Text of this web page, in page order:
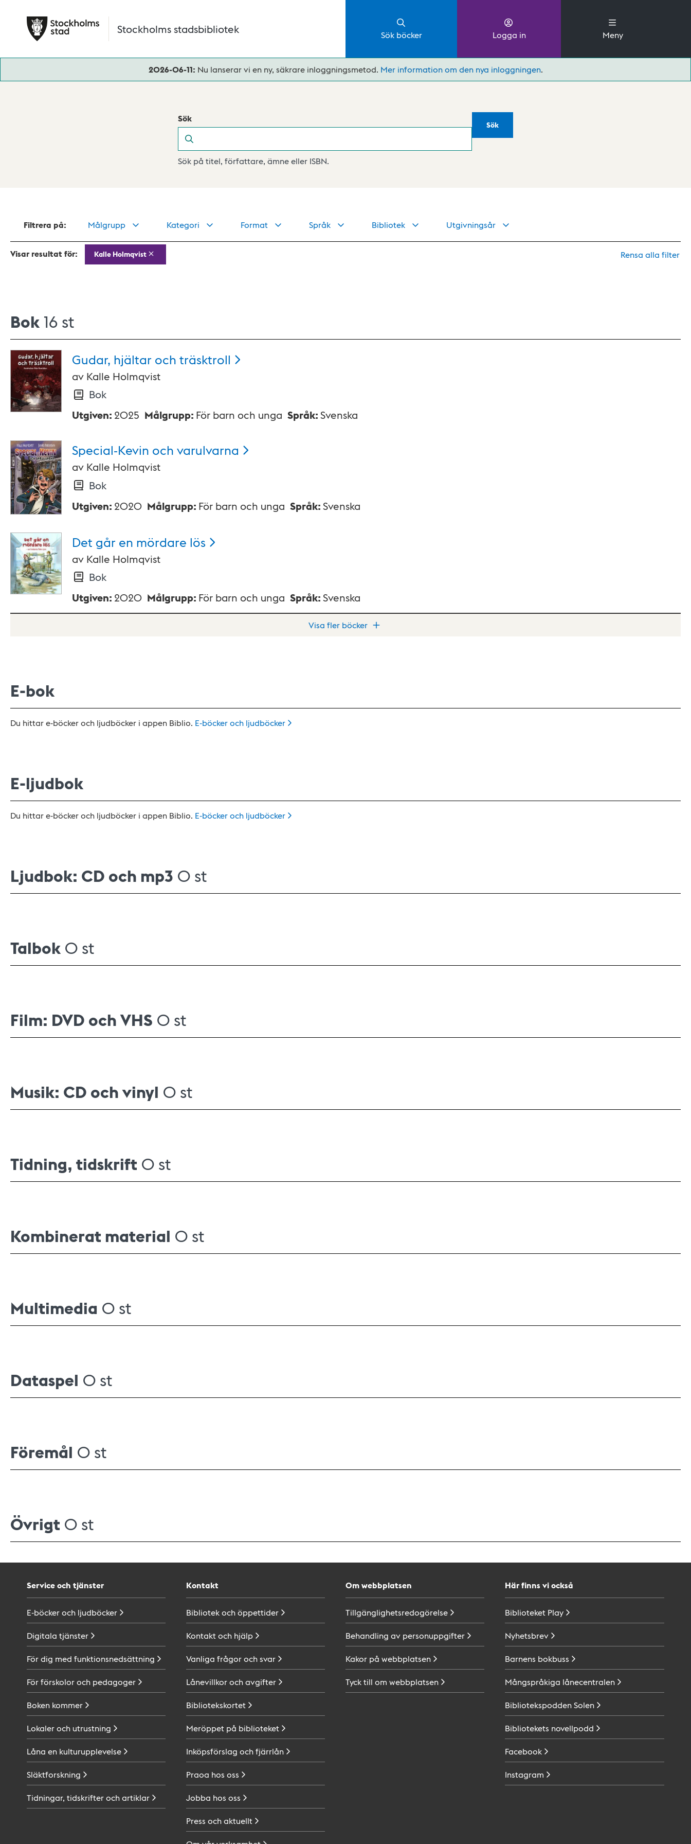
Stockholms stadsbibliotek Sök böcker Logga in Meny
2026-06-11: Nu lanserar vi en ny, säkrare inloggningsmetod. Mer information om den nya inloggningen.
Sök
Sök
Sök på titel, författare, ämne eller ISBN.
Filtrera på: Målgrupp Kategori Format Språk Bibliotek Utgivningsår
Visar resultat för: Kalle Holmqvist Rensa alla filter
Bok 16 st
Gudar, hjältar och träsktroll
av Kalle Holmqvist
Bok
Utgiven: 2025 Målgrupp: För barn och unga Språk:Svenska
Special-Kevin och varulvarna
av Kalle Holmqvist
Bok
Utgiven: 2020 Målgrupp: För barn och unga Språk:Svenska
Det går en mördare lös
av Kalle Holmqvist
Bok
Utgiven: 2020 Målgrupp: För barn och unga Språk:Svenska
Visa fler böcker
E-bok
Du hittar e-böcker och ljudböcker i appen Biblio. E-böcker och ljudböcker
E-ljudbok
Du hittar e-böcker och ljudböcker i appen Biblio. E-böcker och ljudböcker
Ljudbok: CD och mp3 0 st
Talbok 0 st
Film: DVD och VHS 0 st
Musik: CD och vinyl 0 st
Tidning, tidskrift 0 st
Kombinerat material 0 st
Multimedia 0 st
Dataspel 0 st
Föremål 0 st
Övrigt 0 st
Service och tjänster
E-böcker och ljudböcker
Digitala tjänster
För dig med funktionsnedsättning
För förskolor och pedagoger
Boken kommer
Lokaler och utrustning
Låna en kulturupplevelse
Släktforskning
Tidningar, tidskrifter ochartiklar
Kontakt
Bibliotek ochöppettider
Kontakt och hjälp
Vanliga frågor ochsvar
Lånevillkor ochavgifter
Bibliotekskortet
Meröppet på biblioteket
Inköpsförslag ochfjärrlån
Praoa hos oss
Jobba hos oss
Press ochaktuellt
Om webbplatsen
Tillgänglighetsredogörelse
Behandling av personuppgifter
Kakor på webbplatsen
Tyck till om webbplatsen
Här finns vi också
Biblioteket Play
Nyhetsbrev
Barnens bokbuss
Mångspråkiga lånecentralen
BibliotekspoddenSolen
Bibliotekets novellpodd
Facebook
Instagram